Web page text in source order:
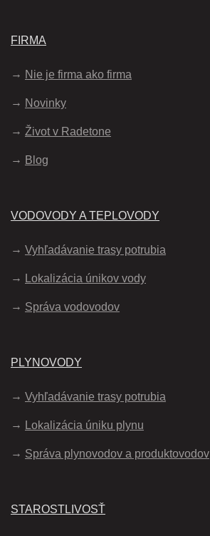
FIRMA
Nie je firma ako firma
Novinky
Život v Radetone
Blog
VODOVODY A TEPLOVODY
Vyhľadávanie trasy potrubia
Lokalizácia únikov vody
Správa vodovodov
PLYNOVODY
Vyhľadávanie trasy potrubia
Lokalizácia úniku plynu
Správa plynovodov a produktovodov
STAROSTLIVOSŤ